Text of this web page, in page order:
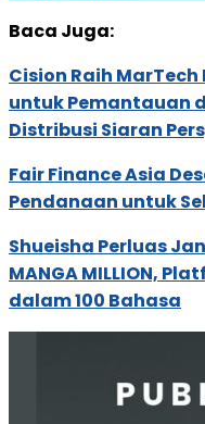
Baca Juga:
Cision Raih
untuk Pemantauan
Distribusi Siaran
Fair Finance Asia
Pendanaan untuk
Shueisha Perluas
MANGA MILLION,
dalam 100 Bahasa